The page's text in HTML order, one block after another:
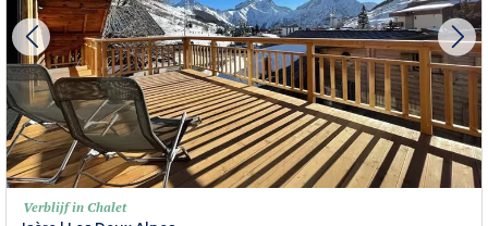
Verblijf in Chalet